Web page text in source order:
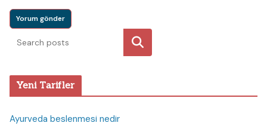
Ara
Yeni Tarifler
Ayurveda beslenmesi nedir